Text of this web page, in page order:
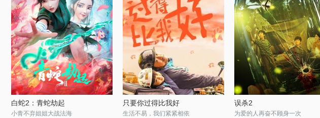
白蛇2：青蛇劫起
小青不弃姐姐大战法海
只要你过得比我好
生活不易，我们紧紧相依
误杀2
为爱的人再奋不顾身一次